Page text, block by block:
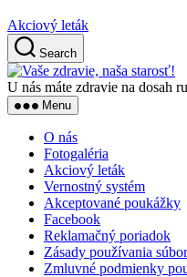
Akciový leták
Search
U nás máte zdravie na dosah
Menu
O nás
Fotogaléria
Akciový leták
Vernostný systém
Akceptované poukážky
Facebook
Reklamačný poriadok
Zásady používania
Zmluvné podmienky